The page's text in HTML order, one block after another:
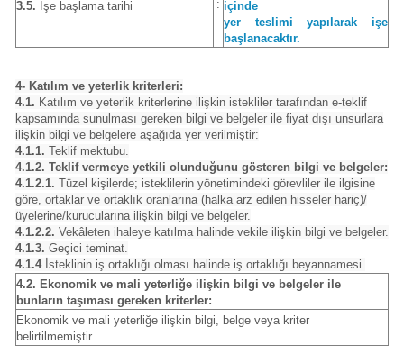
3.5. İşe başlama tarihi : içinde
yer teslimi yapılarak işe
başlanacaktır.
4- Katılım ve yeterlik kriterleri:
4.1. Katılım ve yeterlik kriterlerine ilişkin istekliler tarafından e-teklif
kapsamında sunulması gereken bilgi ve belgeler ile fiyat dışı unsurlara
ilişkin bilgi ve belgelere aşağıda yer verilmiştir:
4.1.1. Teklif mektubu.
4.1.2. Teklif vermeye yetkili olunduğunu gösteren bilgi ve belgeler:
4.1.2.1. Tüzel kişilerde; isteklilerin yönetimindeki görevliler ile ilgisine
göre, ortaklar ve ortaklık oranlarına (halka arz edilen hisseler hariç)/
üyelerine/kurucularına ilişkin bilgi ve belgeler.
4.1.2.2. Vekâleten ihaleye katılma halinde vekile ilişkin bilgi ve belgeler.
4.1.3. Geçici teminat.
4.1.4İsteklinin iş ortaklığı olması halinde iş ortaklığı beyannamesi.
4.2. Ekonomik ve mali yeterliğe ilişkin bilgi ve belgeler ile
bunların taşıması gereken kriterler:
Ekonomik ve mali yeterliğe ilişkin bilgi, belge veya kriter
belirtilmemiştir.